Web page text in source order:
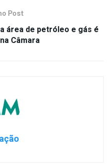
Post
área de petróleo e gás é
Câmara